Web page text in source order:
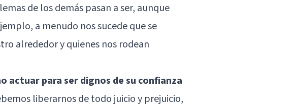
de los demás pasan a ser, aunque
a menudo nos sucede que se
alrededor y quienes nos rodean
actuar para ser dignos de su confianza
liberarnos de todo juicio y prejuicio,